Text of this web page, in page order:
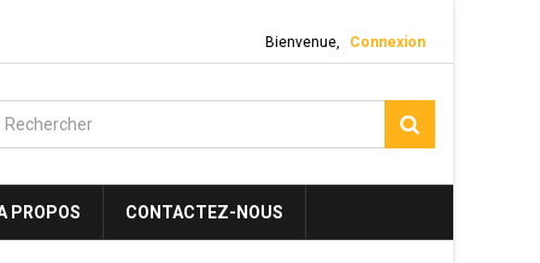
Bienvenue, Connexion
PROPOS CONTACTEZ-NOUS